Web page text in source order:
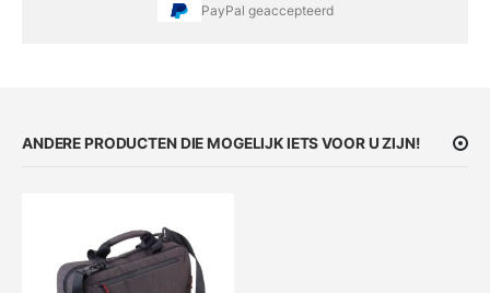
PayPal geaccepteerd
ANDERE PRODUCTEN DIE MOGELIJK IETS VOOR U ZIJN!